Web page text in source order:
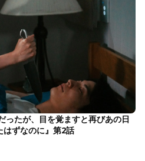
ったが、目を覚ますと再びあの日
ずなのに』第2話